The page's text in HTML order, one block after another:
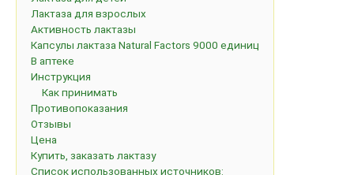
Лактаза для взрослых
Активность лактазы
Капсулы лактаза Natural Factors 9000 единиц
В аптеке
Инструкция
Как принимать
Противопоказания
Отзывы
Цена
Купить, заказать лактазу
Список использованных источников: